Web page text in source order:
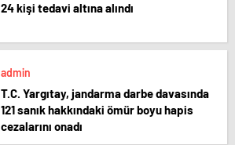
24 kişi tedavi altına alındı
admin
T.C. Yargıtay, jandarma darbe davasında
121 sanık hakkındaki ömür boyu hapis
cezalarını onadı